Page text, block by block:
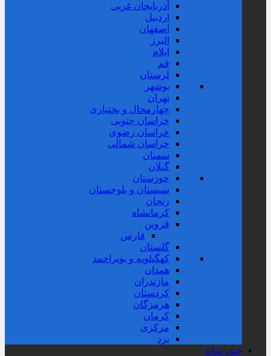
آذربایجان غربی
اردبیل
اصفهان
البرز
ایلام
قم
لرستان
بوشهر
تهران
چهارمحال و بختیاری
خراسان جنوبی
خراسان رضوی
خراسان شمالی
سمنان
گیلان
خوزستان
سیستان و بلوچستان
زنجان
کرمانشاه
قزوین
فارس
گلستان
کهگیلویه و بویراحمد
همدان
مازندران
کردستان
هرمزگان
کرمان
مرکزی
یزد
چندرسانه